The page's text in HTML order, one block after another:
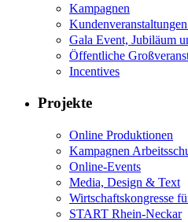
Kampagnen
Gala Event, Jubiläum
Öffentliche
Incentives
Projekte
Online Produktionen
Kampagnen
Online-Events
Media, Design & Text
Wirtschaftskongresse
START Rhein-Neckar